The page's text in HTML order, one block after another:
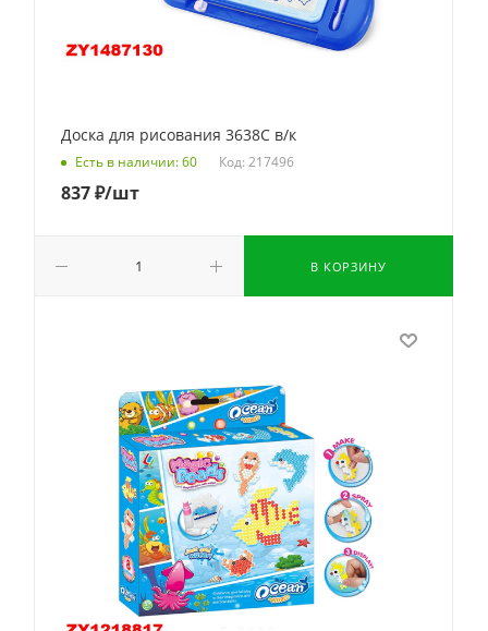
Доска для рисования 3638C в/к
Есть в наличии: 60 Код: 217496
837₽/шт
В КОРЗИНУ